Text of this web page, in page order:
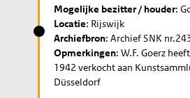
Mogelijke bezitter / houder:
Locatie: Rijswijk
Archiefbron: Archief SNK
Opmerkingen: W.F. Goerz
1942 verkocht aan
Düsseldorf